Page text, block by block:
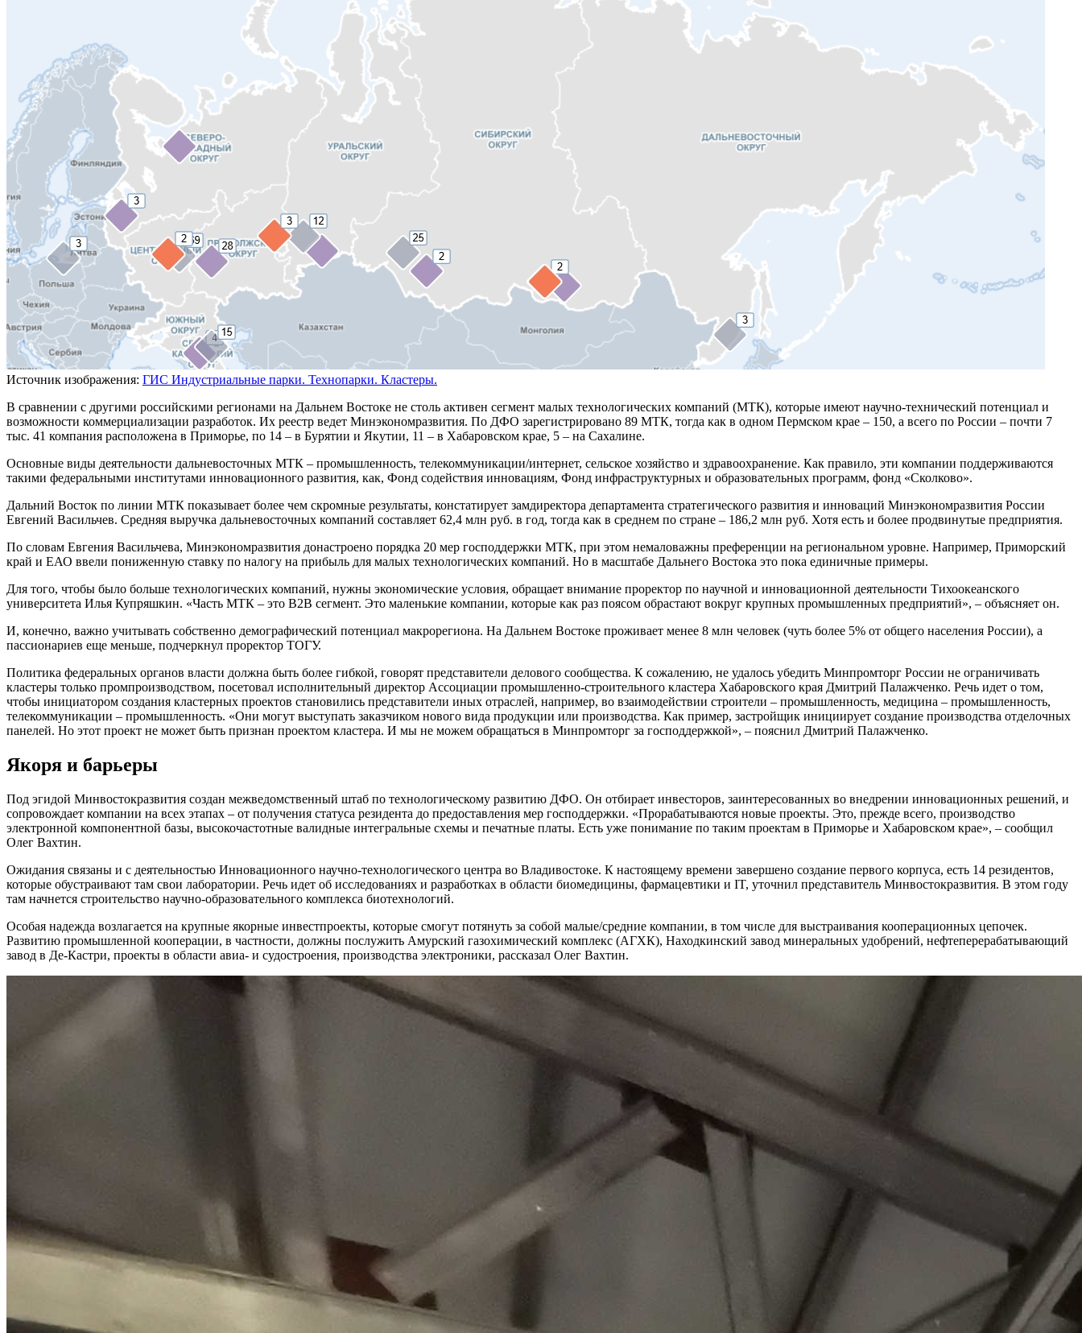
Источник изображения: ГИС Индустриальные парки. Технопарки. Кластеры.
В сравнении с другими российскими регионами на Дальнем Востоке не столь активен сегмент малых технологических компаний (МТК), которые имеют научно-технический потенциал и
возможности коммерциализации разработок. Их реестр ведет Минэкономразвития. По ДФО зарегистрировано 89 МТК, тогда как в одном Пермском крае – 150, а всего по России – почти 7
тыс. 41 компания расположена в Приморье, по 14 – в Бурятии и Якутии, 11 – в Хабаровском крае, 5 – на Сахалине.
Основные виды деятельности дальневосточных МТК – промышленность, телекоммуникации/интернет, сельское хозяйство и здравоохранение. Как правило, эти компании поддерживаются
такими федеральными институтами инновационного развития, как, Фонд содействия инновациям, Фонд инфраструктурных и образовательных программ, фонд «Сколково».
Дальний Восток по линии МТК показывает более чем скромные результаты, констатирует замдиректора департамента стратегического развития и инноваций Минэкономразвития России
Евгений Васильчев. Средняя выручка дальневосточных компаний составляет 62,4 млн руб. в год, тогда как в среднем по стране – 186,2 млн руб. Хотя есть и более продвинутые предприятия.
По словам Евгения Васильчева, Минэкономразвития донастроено порядка 20 мер господдержки МТК, при этом немаловажны преференции на региональном уровне. Например, Приморский
край и ЕАО ввели пониженную ставку по налогу на прибыль для малых технологических компаний. Но в масштабе Дальнего Востока это пока единичные примеры.
Для того, чтобы было больше технологических компаний, нужны экономические условия, обращает внимание проректор по научной и инновационной деятельности Тихоокеанского
университета Илья Купряшкин. «Часть МТК – это B2B сегмент. Это маленькие компании, которые как раз поясом обрастают вокруг крупных промышленных предприятий», – объясняет он.
И, конечно, важно учитывать собственно демографический потенциал макрорегиона. На Дальнем Востоке проживает менее 8 млн человек (чуть более 5% от общего населения России), а
пассионариев еще меньше, подчеркнул проректор ТОГУ.
Политика федеральных органов власти должна быть более гибкой, говорят представители делового сообщества. К сожалению, не удалось убедить Минпромторг России не ограничивать
кластеры только промпроизводством, посетовал исполнительный директор Ассоциации промышленно-строительного кластера Хабаровского края Дмитрий Палажченко. Речь идет о том,
чтобы инициатором создания кластерных проектов становились представители иных отраслей, например, во взаимодействии строители – промышленность, медицина – промышленность,
телекоммуникации – промышленность. «Они могут выступать заказчиком нового вида продукции или производства. Как пример, застройщик инициирует создание производства отделочных
панелей. Но этот проект не может быть признан проектом кластера. И мы не можем обращаться в Минпромторг за господдержкой», – пояснил Дмитрий Палажченко.
Якоря и барьеры
Под эгидой Минвостокразвития создан межведомственный штаб по технологическому развитию ДФО. Он отбирает инвесторов, заинтересованных во внедрении инновационных решений, и
сопровождает компании на всех этапах – от получения статуса резидента до предоставления мер господдержки. «Прорабатываются новые проекты. Это, прежде всего, производство
электронной компонентной базы, высокочастотные валидные интегральные схемы и печатные платы. Есть уже понимание по таким проектам в Приморье и Хабаровском крае», – сообщил
Олег Вахтин.
Ожидания связаны и с деятельностью Инновационного научно-технологического центра во Владивостоке. К настоящему времени завершено создание первого корпуса, есть 14 резидентов,
которые обустраивают там свои лаборатории. Речь идет об исследованиях и разработках в области биомедицины, фармацевтики и IT, уточнил представитель Минвостокразвития. В этом году
там начнется строительство научно-образовательного комплекса биотехнологий.
Особая надежда возлагается на крупные якорные инвестпроекты, которые смогут потянуть за собой малые/средние компании, в том числе для выстраивания кооперационных цепочек.
Развитию промышленной кооперации, в частности, должны послужить Амурский газохимический комплекс (АГХК), Находкинский завод минеральных удобрений, нефтеперерабатывающий
завод в Де-Кастри, проекты в области авиа- и судостроения, производства электроники, рассказал Олег Вахтин.